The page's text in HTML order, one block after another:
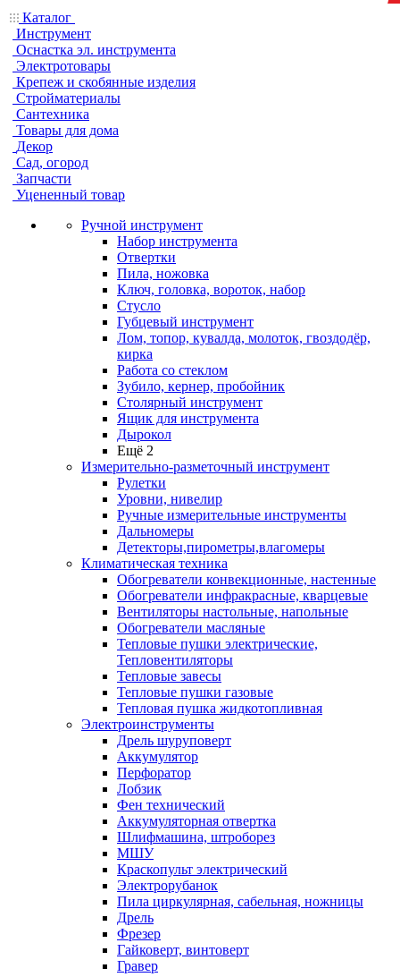
Каталог
Инструмент
Оснастка эл. инструмента
Электротовары
Крепеж и скобянные изделия
Стройматериалы
Сантехника
Товары для дома
Декор
Сад, огород
Запчасти
Уцененный товар
Ручной инструмент
Набор инструмента
Отвертки
Пила, ножовка
Ключ, головка, вороток, набор
Стусло
Губцевый инструмент
Лом, топор, кувалда, молоток, гвоздодёр,
кирка
Работа со стеклом
Зубило, кернер, пробойник
Столярный инструмент
Ящик для инструмента
Дырокол
Ещё 2
Измерительно-разметочный инструмент
Рулетки
Уровни, нивелир
Ручные измерительные инструменты
Дальномеры
Детекторы,пирометры,влагомеры
Климатическая техника
Обогреватели конвекционные, настенные
Обогреватели инфракрасные, кварцевые
Вентиляторы настольные, напольные
Обогреватели масляные
Тепловые пушки электрические,
Тепловентиляторы
Тепловые завесы
Тепловые пушки газовые
Тепловая пушка жидкотопливная
Электроинструменты
Дрель шуруповерт
Аккумулятор
Перфоратор
Лобзик
Фен технический
Аккумуляторная отвертка
Шлифмашина, штроборез
МШУ
Краскопульт электрический
Электрорубанок
Пила циркулярная, сабельная, ножницы
Дрель
Фрезер
Гайковерт, винтоверт
Гравер